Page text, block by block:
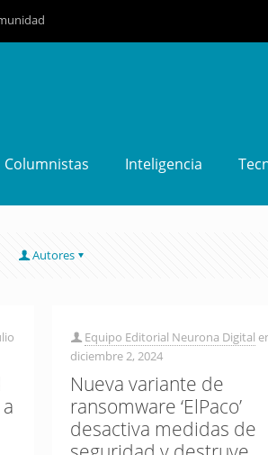
Columnistas Inteligencia
Autores
Equipo Editorial Neurona Digital
diciembre 2, 2024
Nueva variante de
ransomware ‘ElPaco’
desactiva medidas de